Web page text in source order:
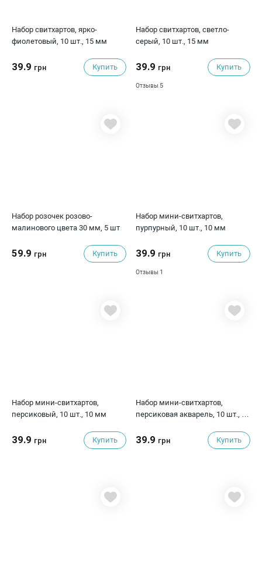
Набор свитхартов, ярко-
фиолетовый, 10 шт., 15 мм
39.9 грн Купить
Набор свитхартов, светло-
серый, 10 шт., 15 мм
39.9 грн Купить
Отзывы 5
Набор розочек розово-
малинового цвета 30 мм, 5 шт
59.9 грн Купить
Набор мини-свитхартов,
пурпурный, 10 шт., 10 мм
39.9 грн Купить
Отзывы 1
Набор мини-свитхартов,
персиковый, 10 шт., 10 мм
39.9 грн Купить
Набор мини-свитхартов,
персиковая акварель, 10 шт., 10
39.9 грн Купить